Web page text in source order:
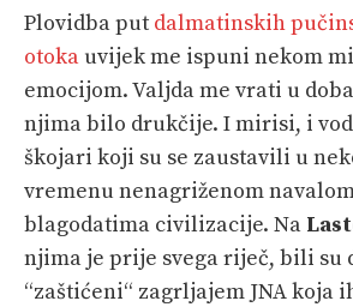
PLOVILA
PLOVIDBA
SPIZA
VELIKE PRIČE
PRETPLATA
SHOP
Plovidba put dalmatinskih
otoka uvijek me ispuni nekom
emocijom. Valjda me vrati u
njima bilo drukčije. I mirisi, i
škojari koji su se zaustavili u
vremenu nenagriženom
blagodatima civilizacije. Na
njima je prije svega riječ, bili su
“zaštićeni“ zagrljajem JNA koja